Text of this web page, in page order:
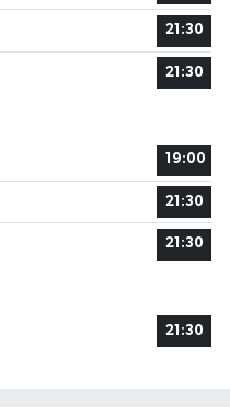
21:30
21:30
19:00
21:30
21:30
21:30